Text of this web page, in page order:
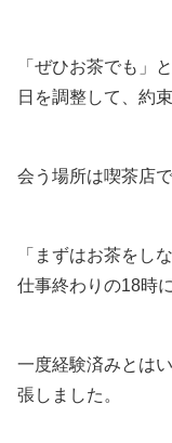
「ぜひお茶でも」
日を調整して、約
会う場所は喫茶店
「まずはお茶をし
仕事終わりの18時
一度経験済みとは
張しました。